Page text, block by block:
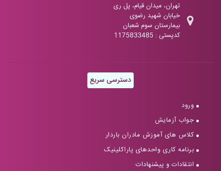
تهران، میدان قیام، پل ری
خیابان شهید رضوی
بیمارستان سوم شعبان
کدپستی : 1175833485
دسترسی سریع
ورود
جواب آزمایش
کلاس های آموزش مادران باردار
برنامه کاری واحدهای پاراکلینیک
انتقادات و پیشنهادات